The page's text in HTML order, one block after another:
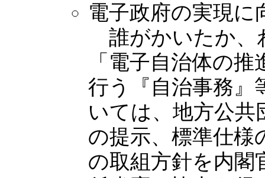
電子政府の実現に
誰がかいたか、
「電子自治体の
行う『自治事務』
いては、地方公
の提示、標準仕様
の取組方針を内閣